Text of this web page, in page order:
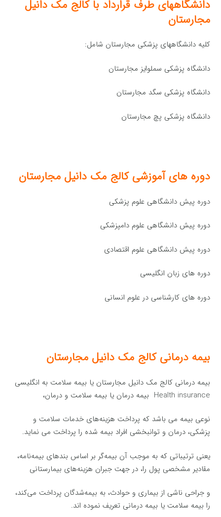
دانشگاههای طرف قرارداد با کالج مک دانیل
مجارستان
کلیه دانشگاههای پزشکی مجارستان شامل:
دانشگاه پزشکی سملوایز مجارستان
دانشگاه پزشکی سگد مجارستان
دانشگاه پزشکی پچ مجارستان
دوره های آموزشی کالج مک دانیل مجارستان
دوره پيش دانشگاهی علوم پزشكی
دوره پيش دانشگاهی علوم دامپزشکی
دوره پيش دانشگاهی علوم اقتصادی
دوره های زبان انگلیسی
دوره های کارشناسی در علوم انسانی
بیمه درمانی کالج مک دانیل مجارستان
بیمه درمانی کالج مک دانیل مجارستان یا بیمه سلامت به انگلیسی
Health insurance بیمه درمان یا بیمه سلامت و درمان،
نوعی بیمه می باشد که پرداخت هزینه‌های خدمات سلامت و
پزشکی، درمان و توانبخشی افراد بیمه شده را پرداخت می نماید.
یعنی ترتیباتی که به موجب آن بیمه‌گر بر اساس بندهای بیمه‌نامه،
مقادیر مشخصی پول را، در جهت جبران هزینه‌های بیمارستانی
و جراحی ناشی از بیماری و حوادث، به بیمه‌شدگان پرداخت می‌کند،
را بیمه سلامت یا بیمه درمانی تعریف نموده اند.